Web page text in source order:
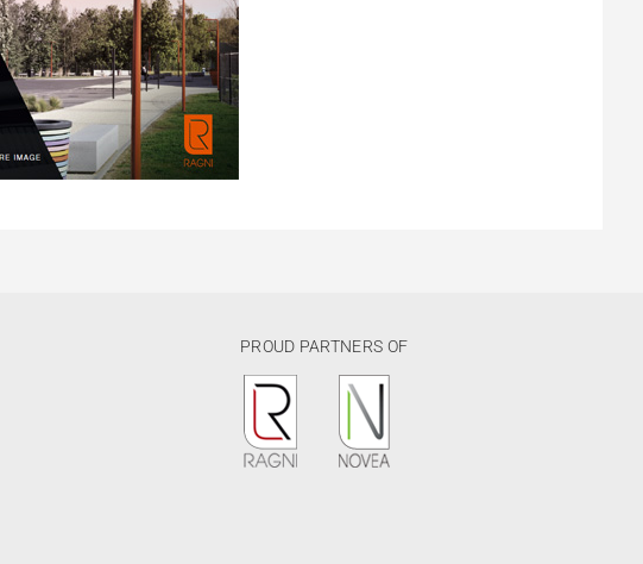
PROUD PARTNERS OF